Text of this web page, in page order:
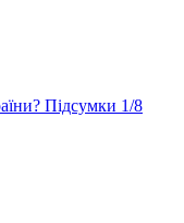
Підсумки 1/8